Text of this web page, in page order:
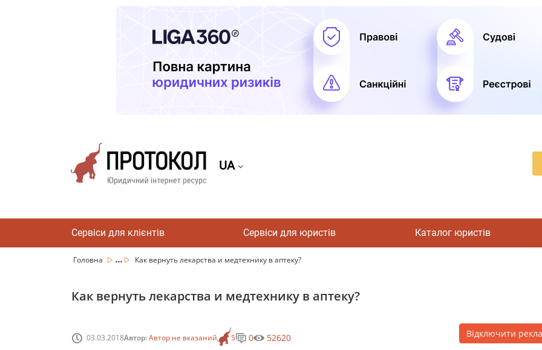
UA
Сервіси для клієнтів Сервіси для юристів Каталог юристів
Головна ... Как вернуть лекарства и медтехнику в аптеку?
Как вернуть лекарства и медтехнику в аптеку?
03.03.2018Автор:Автор не вказаний 5 0 52620 Відключити